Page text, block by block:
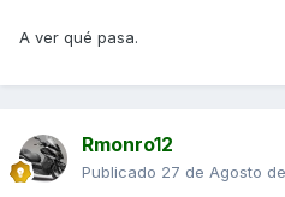
A ver qué pasa.
Rmonro12
Publicado 27 de Agosto